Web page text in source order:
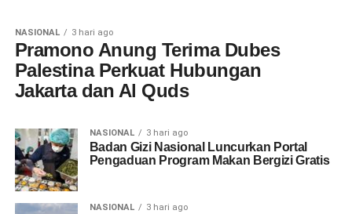
NASIONAL 3 hari ago
Pramono Anung Terima Dubes
Palestina Perkuat Hubungan
Jakarta dan Al Quds
NASIONAL 3 hari ago
Badan Gizi Nasional Luncurkan Portal
Pengaduan Program Makan Bergizi Gratis
NASIONAL 3 hari ago